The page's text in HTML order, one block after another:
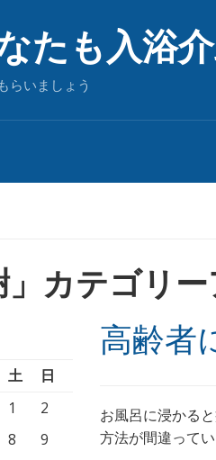
たも入浴
らいましょう
」カテゴリ
土
日
1
2
8
9
高齢者
お風呂に浸かる
方法が間違って